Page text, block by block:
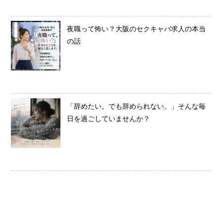
夜職って怖い？大阪のセクキャバ求人の本当
の話
「辞めたい。でも辞められない。」そんな毎
日を過ごしていませんか？